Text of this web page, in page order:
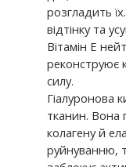
розгладить
відтінку та
Вітамін Е
реконструює
силу.
Гіалуронова
тканин. Вона
колагену й
руйнуванню,